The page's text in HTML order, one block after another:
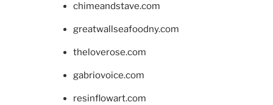
chimeandstave.com
greatwallseafoodny.com
theloverose.com
gabriovoice.com
resinflowart.com